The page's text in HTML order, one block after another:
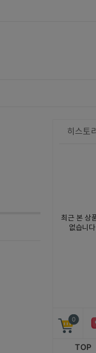
히스토
최근 본 상
없습니
0
TOP